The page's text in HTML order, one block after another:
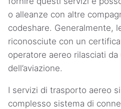
o alleanze con altre
codeshare. Generalmente,
riconosciute con un
operatore aereo rilasciati da
dell’aviazione.
I servizi di trasporto aereo
complesso sistema di